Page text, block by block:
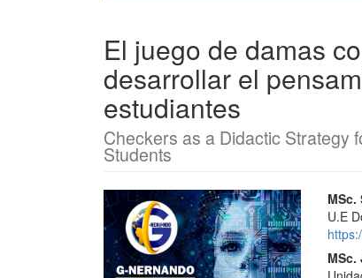
El juego de damas
desarrollar el
estudiantes
Checkers as a Didactic Strategy
Students
Barra
lateral
del
MSc.
U.E
MSc.